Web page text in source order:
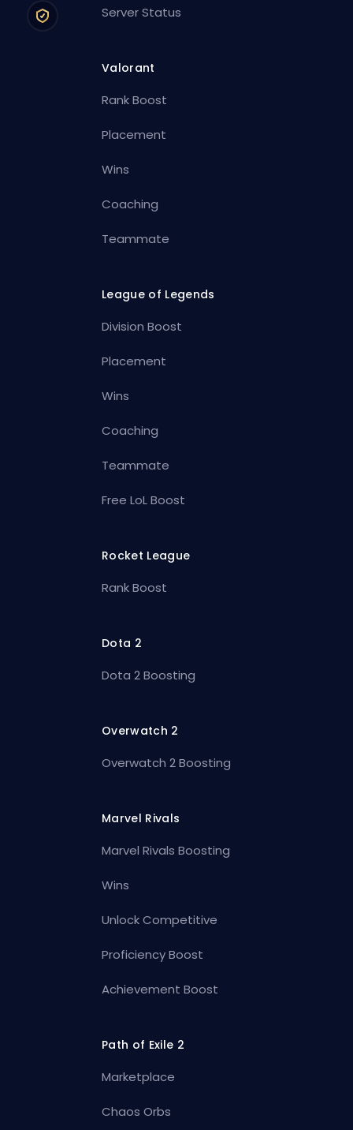
Server Status
Valorant
Rank Boost
Placement
Wins
Coaching
Teammate
League of Legends
Division Boost
Placement
Wins
Coaching
Teammate
Free LoL Boost
Rocket League
Rank Boost
Dota 2
Dota 2 Boosting
Overwatch 2
Overwatch 2 Boosting
Marvel Rivals
Marvel Rivals Boosting
Wins
Unlock Competitive
Proficiency Boost
Achievement Boost
Path of Exile 2
Marketplace
Chaos Orbs